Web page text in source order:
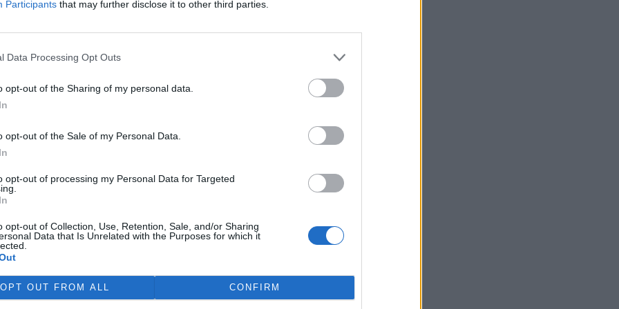
Participants that may further disclose it to other third parties.
Data Processing Opt Outs
opt-out of the Sharing of my personal data.
opt-out of the Sale of my Personal Data.
opt-out of processing my Personal Data for Targeted
opt-out of Collection, Use, Retention, Sale, and/or Sharing
Data that Is Unrelated with the Purposes for which it
OPT OUT FROM ALL CONFIRM
se mohl projevit třeba i v
sdělování informací
politických subjektů a
ekonomického
připravenosti ČR na
EUv oblasti ochrany
tento projekt zpracovaly
Karlovy
1999 do prosince 2000.